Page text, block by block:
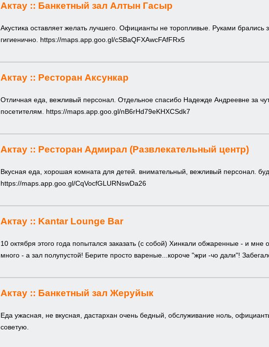
Актау :: Банкетный зал Алтын Гасыр
Акустика оставляет желать лучшего. Официанты не торопливые. Руками брались
гигиенично. https://maps.app.goo.gl/cSBaQFXAwcFAfFRx5
Актау :: Ресторан Аксункар
Отличная еда, вежливый персонал. Отдельное спасибо Надежде Андреевне за
посетителям. https://maps.app.goo.gl/nB6rHd79eKHXCSdk7
Актау :: Ресторан Адмирал (Развлекательный центр)
Вкусная еда, хорошая комната для детей. внимательный, вежливый персонал.
https://maps.app.goo.gl/CqVocfGLURNswDa26
Актау :: Kantar Lounge Bar
10 октября этого года попытался заказать (с собой) Хинкали обжаренные - и мне
много - а зал полупустой! Берите просто вареные...короче "жри -чо дали"!
Актау :: Банкетный зал Жеруйык
Еда ужасная, не вкусная, дастархан очень бедный, обслуживание ноль,
советую.